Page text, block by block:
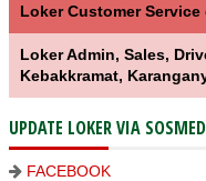
Loker Customer
Loker Admin, Sales,
Kebakkramat,
UPDATE LOKER VIA
FACEBOOK